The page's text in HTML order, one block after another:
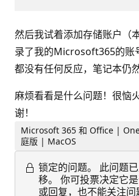
然后我试着添加存储账户（
录了我的Microsoft365的账
都没有任何反应，笔记本仍
麻烦看看是什么问题！很恼
谢！
Microsoft 365 和 Office |
庭版 | MacOS
锁定的问题。
此问题
移。 你可投票决定它
或回复，也不能关注问